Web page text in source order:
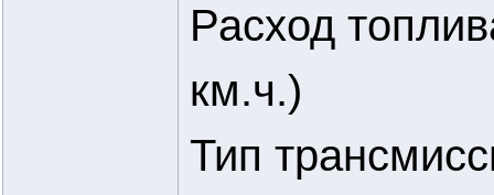
Расход
км.ч.)
Тип